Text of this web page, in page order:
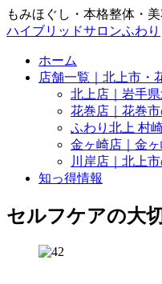
もみほぐし・本格整体・
ハイブリッドサロンふわり
ホーム
店舗一覧｜北上市・
北上店｜岩手
花巻店｜花巻
ふわり北上 村
金ヶ崎店｜金
川岸店｜北上
知っ得情報
セルフケアの大